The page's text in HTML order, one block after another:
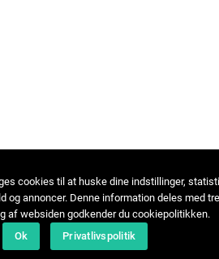
cookies til at huske dine indstillinger,
og annoncer. Denne information deles med
af websiden godkender du cookiepolitikken.
Ok
Privatlivspolitik